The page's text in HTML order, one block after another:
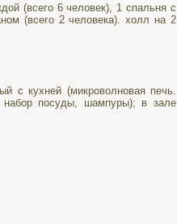
(всего 6 человек), 1 спальня с
(всего 2 человека). холл на 2
с кухней (микроволновая печь.
набор посуды, шампуры); в зале